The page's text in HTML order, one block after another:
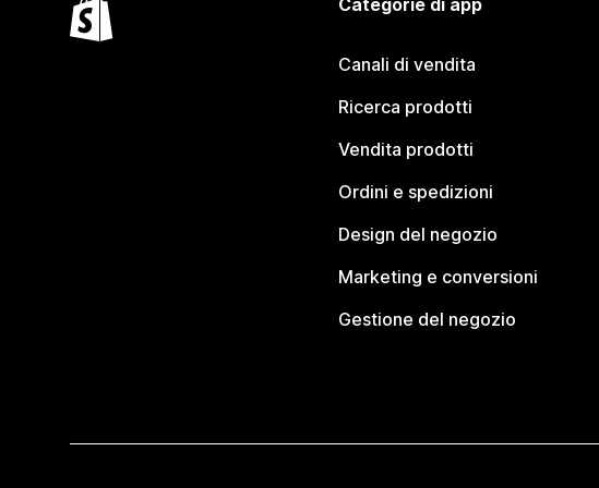
Categorie di app
Canali di vendita
Ricerca prodotti
Vendita prodotti
Ordini e spedizioni
Design del negozio
Marketing e conversioni
Gestione del negozio